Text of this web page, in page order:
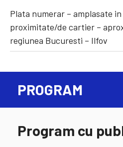
Plata numerar – amplasate
proximitate/de cartier –
regiunea Bucuresti – Ilfov
PROGRAM
Program cu